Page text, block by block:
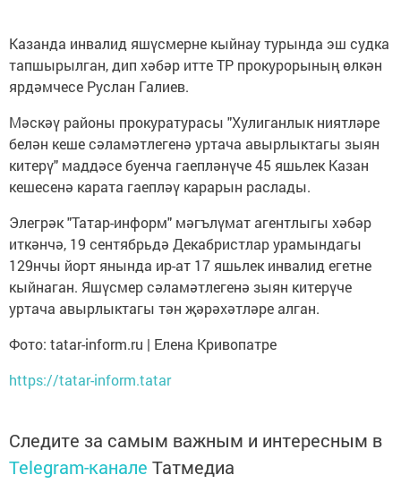
Казанда инвалид яшүсмерне кыйнау турында эш судка
тапшырылган, дип хәбәр итте ТР прокурорының өлкән
ярдәмчесе Руслан Галиев.
Мәскәү районы прокуратурасы "Хулиганлык ниятләре
белән кеше сәламәтлегенә уртача авырлыктагы зыян
китерү" маддәсе буенча гаепләнүче 45 яшьлек Казан
кешесенә карата гаепләү карарын раслады.
Элегрәк "Татар-информ" мәгълүмат агентлыгы хәбәр
иткәнчә, 19 сентябрьдә Декабристлар урамындагы
129нчы йорт янында ир-ат 17 яшьлек инвалид егетне
кыйнаган. Яшүсмер сәламәтлегенә зыян китерүче
уртача авырлыктагы тән җәрәхәтләре алган.
Фото: tatar-inform.ru | Елена Кривопатре
https://tatar-inform.tatar
Следите за самым важным и интересным в
Telegram-канале Татмедиа